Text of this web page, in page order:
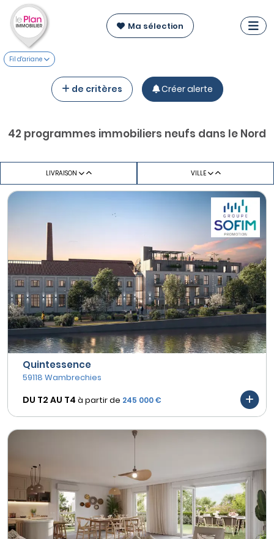
Ma sélection
Fil d'ariane
de critères Créer alerte
42 programmes immobiliers neufs dans le Nord
LIVRAISON VILLE
Quintessence
59118 Wambrechies
DU T2 AU T4 à partir de 245 000 €